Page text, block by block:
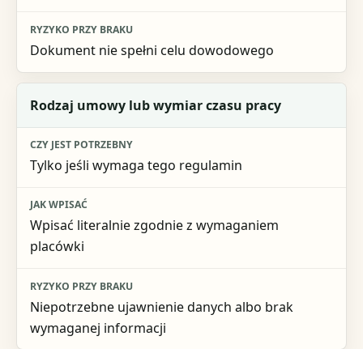
Dokument nie spełni celu dowodowego
Rodzaj umowy lub wymiar czasu pracy
Tylko jeśli wymaga tego regulamin
Wpisać literalnie zgodnie z wymaganiem
placówki
Niepotrzebne ujawnienie danych albo brak
wymaganej informacji